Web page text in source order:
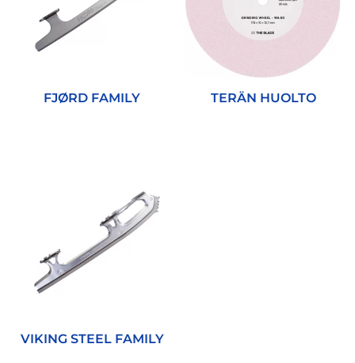
FJØRD FAMILY TERÄN HUOLTO
VIKING STEEL FAMILY